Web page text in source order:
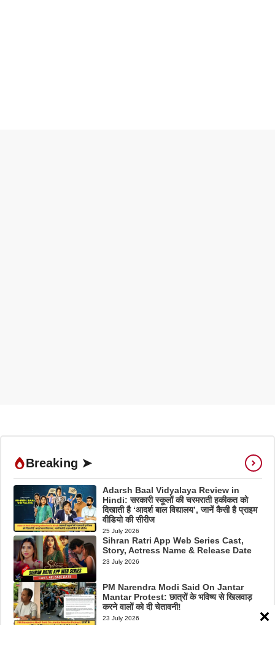
Breaking ➤
Adarsh Baal Vidyalaya Review in
Hindi: सरकारी स्कूलों की चरमराती हकीकत को
दिखाती है ‘आदर्श बाल विद्यालय’, जानें कैसी है प्राइम
वीडियो की सीरीज
25 July 2026
Sihran Ratri App Web Series Cast,
Story, Actress Name & Release Date
23 July 2026
PM Narendra Modi Said On Jantar
Mantar Protest: छात्रों के भविष्य से खिलवाड़
करने वालों को दी चेतावनी!
23 July 2026